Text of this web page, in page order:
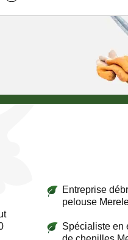
Entreprise
pelouse
Spécialiste en